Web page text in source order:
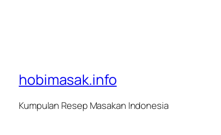
hobimasak.info
Kumpulan Resep Masakan Indonesia